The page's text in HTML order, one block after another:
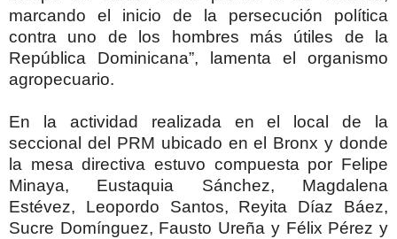
marcando el inicio de la persecución política
contra uno de los hombres más útiles de la
República Dominicana”, lamenta el organismo
agropecuario.
En la actividad realizada en el local de la
seccional del PRM ubicado en el Bronx y donde
la mesa directiva estuvo compuesta por Felipe
Minaya, Eustaquia Sánchez, Magdalena
Estévez, Leopordo Santos, Reyita Díaz Báez,
Sucre Domínguez, Fausto Ureña y Félix Pérez y